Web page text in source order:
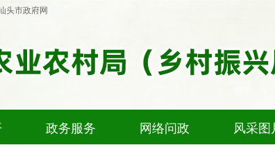
头市政府网
政务服务 网络问政 风采图